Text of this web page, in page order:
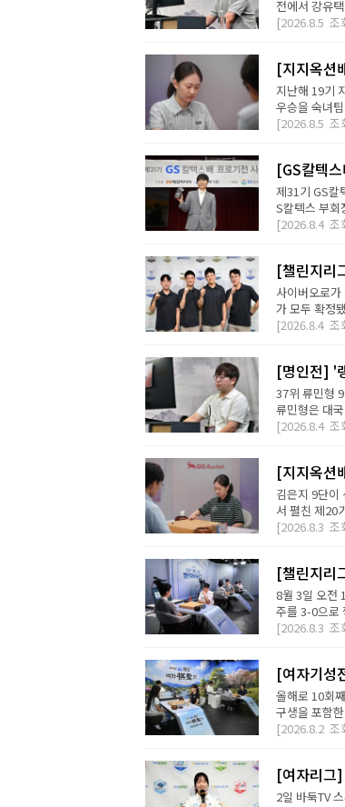
전에서 강유
[2026.8.5 조
[지지옥션
지난해 19기
우승을 숙녀
[2026.8.5 조
[GS칼텍
제31기 GS칼
S칼텍스 부회
[2026.8.4 조
[챌린지리
사이버오로
가 모두 확정
[2026.8.4 조
[명인전] '
37위 류민형
류민형은 대
[2026.8.4 조
[지지옥션
김은지 9단이
서 펼친 제20
[2026.8.3 조
[챌린지리
8월 3일 오전
주를 3-0으로
[2026.8.3 조
[여자기성
올해로 10회
구생을 포함
[2026.8.2 조
[여자리그
2일 바둑TV